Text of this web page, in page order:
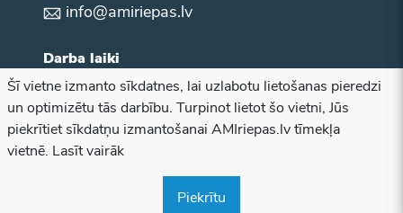
info@amiriepas.lv
Darba laiki
P.O.T.C.P: 10:00 - 18:00
Sestdiena: brīvs
Svētdiena: brīvs
© 2026 AMI Riepas
Šī vietne izmanto sīkdatnes, lai uzlabotu lietošanas pieredzi
un optimizētu tās darbību. Turpinot lietot šo vietni, Jūs
piekrītiet sīkdatņu izmantošanai AMIriepas.lv tīmekļa
vietnē. Lasīt vairāk
Piekrītu